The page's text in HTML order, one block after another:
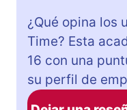
¿Qué opina los
Time? Esta
16 con una
su perfil de